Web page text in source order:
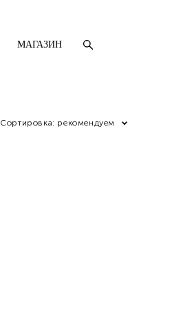
МАГАЗИН
Сортировка: рекомендуем